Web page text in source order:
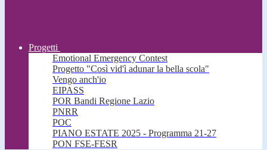
Progetti
Emotional Emergency Contest
Progetto "Così vid'ì adunar la bella scola"
Vengo anch'io
EIPASS
POR Bandi Regione Lazio
PNRR
POC
PIANO ESTATE 2025 - Programma 21-27
PON FSE-FESR